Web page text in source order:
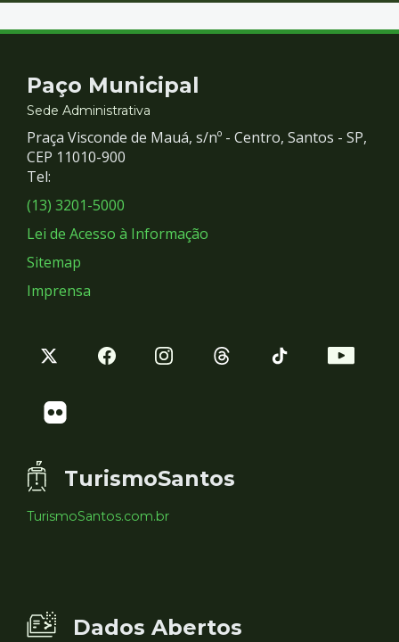
Contato
e
Redes
Sociais
Paço Municipal
Sede Administrativa
Praça Visconde de Mauá, s/nº - Centro, Santos - SP,
CEP 11010-900
Tel:
(13) 3201-5000
Lei de Acesso à Informação
Sitemap
Imprensa
TurismoSantos
TurismoSantos.com.br
Dados Abertos